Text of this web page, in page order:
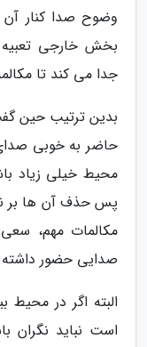
وضوح صدا کنار
بخش خارجی تعبیه
جدا می کند تا
بدین ترتیب حین
حاضر به خوبی
محیط خیلی زیاد
پس حذف آن ها بر
مکالمات مهم،
صدایی حضور داشته
البته اگر در محیط
است نباید نگران